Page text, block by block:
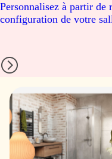
Personnalisez à partir de
configuration de votre